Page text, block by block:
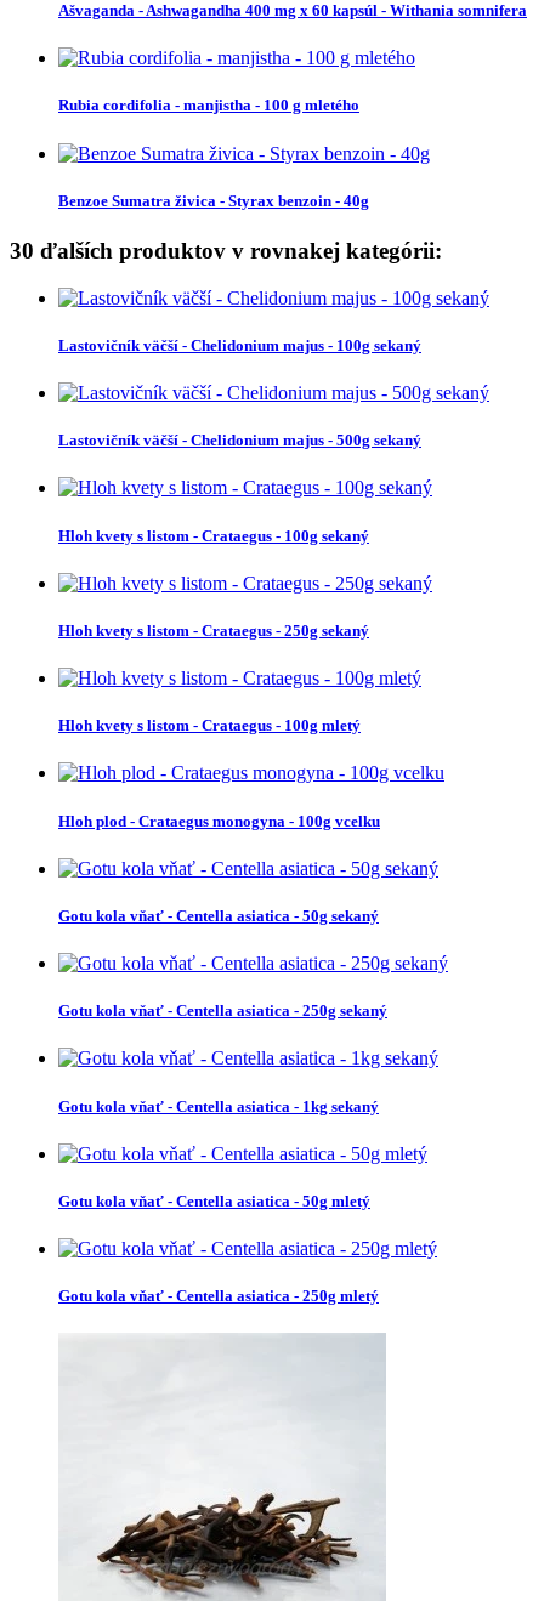
Ašvaganda - Ashwagandha 400 mg x 60 kapsúl - Withania somnifera
Rubia cordifolia - manjistha - 100 g mletého
Benzoe Sumatra živica - Styrax benzoin - 40g
30 ďalších produktov v rovnakej kategórii:
Lastovičník väčší - Chelidonium majus - 100g sekaný
Lastovičník väčší - Chelidonium majus - 500g sekaný
Hloh kvety s listom - Crataegus - 100g sekaný
Hloh kvety s listom - Crataegus - 250g sekaný
Hloh kvety s listom - Crataegus - 100g mletý
Hloh plod - Crataegus monogyna - 100g vcelku
Gotu kola vňať - Centella asiatica - 50g sekaný
Gotu kola vňať - Centella asiatica - 250g sekaný
Gotu kola vňať - Centella asiatica - 1kg sekaný
Gotu kola vňať - Centella asiatica - 50g mletý
Gotu kola vňať - Centella asiatica - 250g mletý